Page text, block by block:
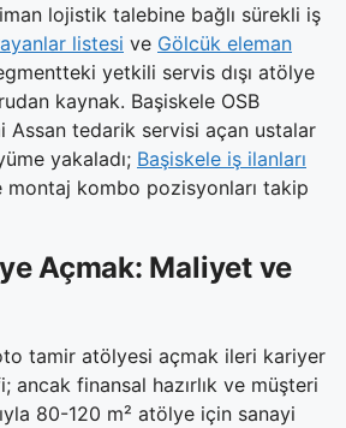
lojistik talebine bağlı sürekli iş
listesi ve Gölcük eleman
yetkili servis dışı atölye
kaynak. Başiskele OSB
Assan tedarik servisi açan ustalar
yakaladı; Başiskele iş ilanları
montaj kombo pozisyonları takip
Açmak: Maliyet ve
oto tamir atölyesi açmak ileri kariyer
ancak finansal hazırlık ve müşteri
80-120 m² atölye için sanayi